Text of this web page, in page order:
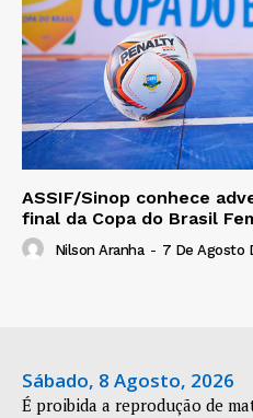
ASSIF/Sinop conhece
final da Copa do Brasil
Nilson Aranha - 7 De Agosto
Sábado, 8 Agosto, 2026
É proibida a reprodução de